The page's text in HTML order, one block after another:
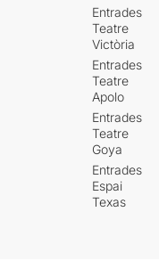
Entrades
Teatre
Victòria
Entrades
Teatre
Apolo
Entrades
Teatre
Goya
Entrades
Espai
Texas